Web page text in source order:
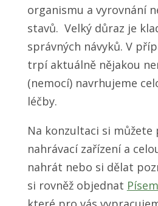
organismu a vyrovnání
stavů. Velký důraz je
správných návyků. V
trpí aktuálně nějakou
(nemocí) navrhujeme
léčby.
Na konzultaci si můžete
nahrávací zařízení a
nahrát nebo si dělat
si rovněž objednat